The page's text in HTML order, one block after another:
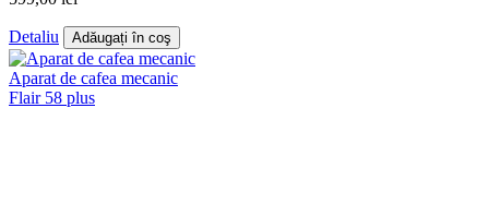
Detaliu Adăugați în coş
Aparat de cafea mecanic
Flair 58 plus